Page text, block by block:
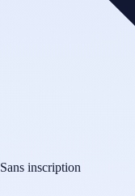
Sans inscription